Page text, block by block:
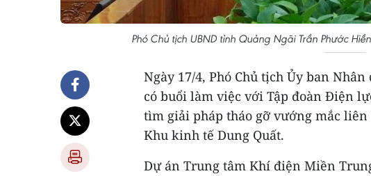
Phó Chủ tịch UBND tỉnh Quảng Ngãi Trần Phước
Ngày 17/4, Phó Chủ tịch Ủy ban
có buổi làm việc với Tập đoàn Điện
tìm giải pháp tháo gỡ vướng mắc
Khu kinh tế Dung Quất.
Dự án Trung tâm Khí điện Miền